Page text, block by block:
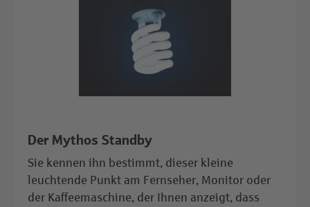
Der Mythos Standby
Sie kennen ihn bestimmt, dieser kleine
leuchtende Punkt am Fernseher, Monitor oder
der Kaffeemaschine, der Ihnen anzeigt, dass